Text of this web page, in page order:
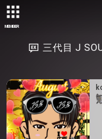
MEMBER
三代目 J